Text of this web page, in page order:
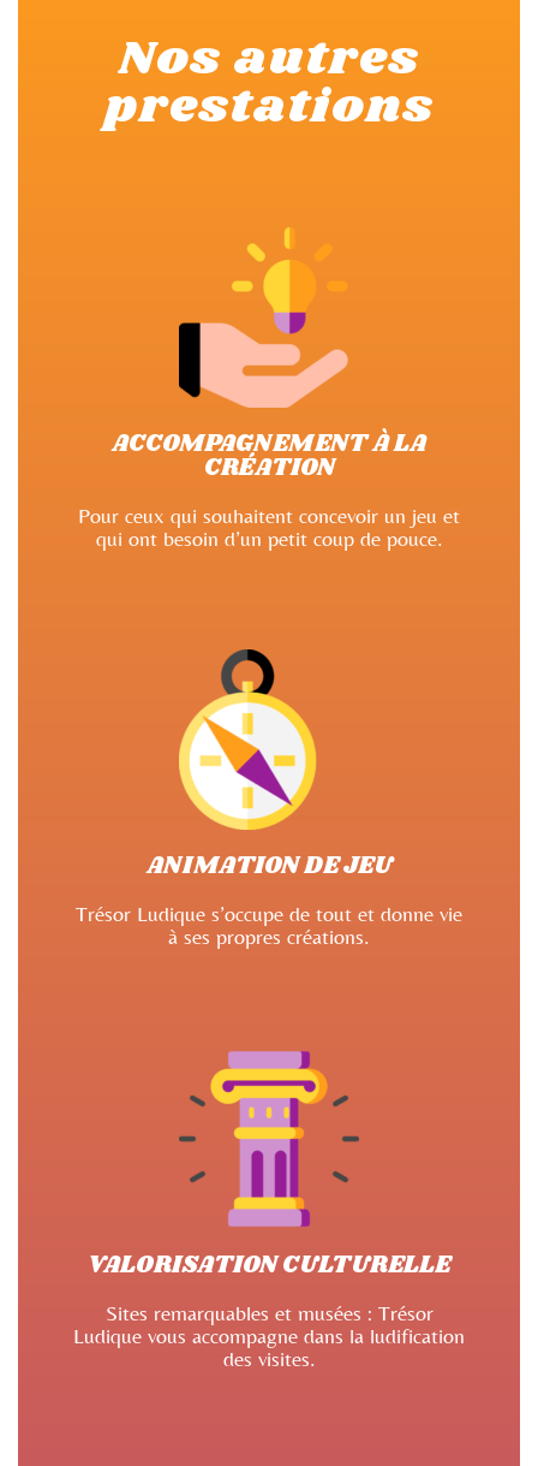
Nos autres
prestations
ACCOMPAGNEMENT À LA
CRÉATION
Pour ceux qui souhaitent concevoir un jeu et
qui ont besoin d’un petit coup de pouce.
ANIMATION DE JEU
Trésor Ludique s’occupe de tout et donne vie
à ses propres créations.
VALORISATION CULTURELLE
Sites remarquables et musées : Trésor
Ludique vous accompagne dans la ludification
des visites.